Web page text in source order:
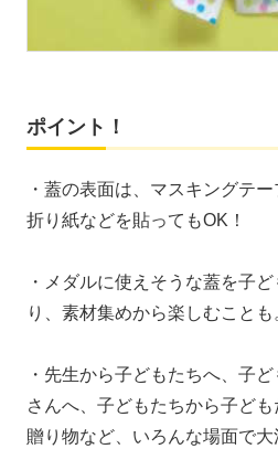
ポイント！
・蓋の表面は、マスキングテ
折り紙などを貼ってもOK！
・メダルに使えそうな蓋を子
り、素材集めから楽しむことも
・先生から子どもたちへ、子
さんへ、子どもたちから子ど
贈り物など、いろんな場面で大